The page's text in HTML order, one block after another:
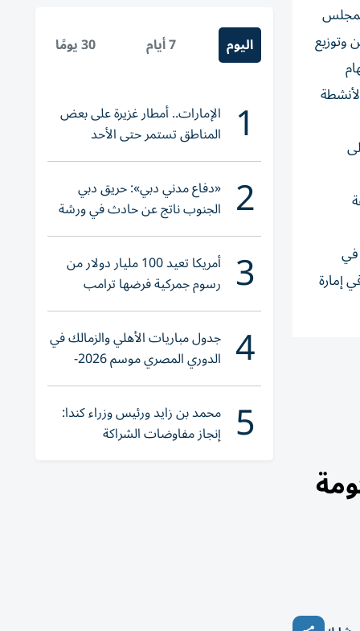
وتوزيع
في
إمارة
اليوم 7 أيام 30 يومًا
1 الإمارات.. أمطار غزيرة على بعض
المناطق تستمر حتى الأحد
2 «دفاع مدني دبي»: حريق دبي
الجنوب ناتج عن حادث في ورشة
ولا إصابات
3 أمريكا تعيد 100 مليار دولار من
رسوم جمركية فرضها ترامب
4 جدول مباريات الأهلي والزمالك في
الدوري المصري موسم 2026-
2027
5 محمد بن زايد ورئيس وزراء كندا:
إنجاز مفاوضات الشراكة